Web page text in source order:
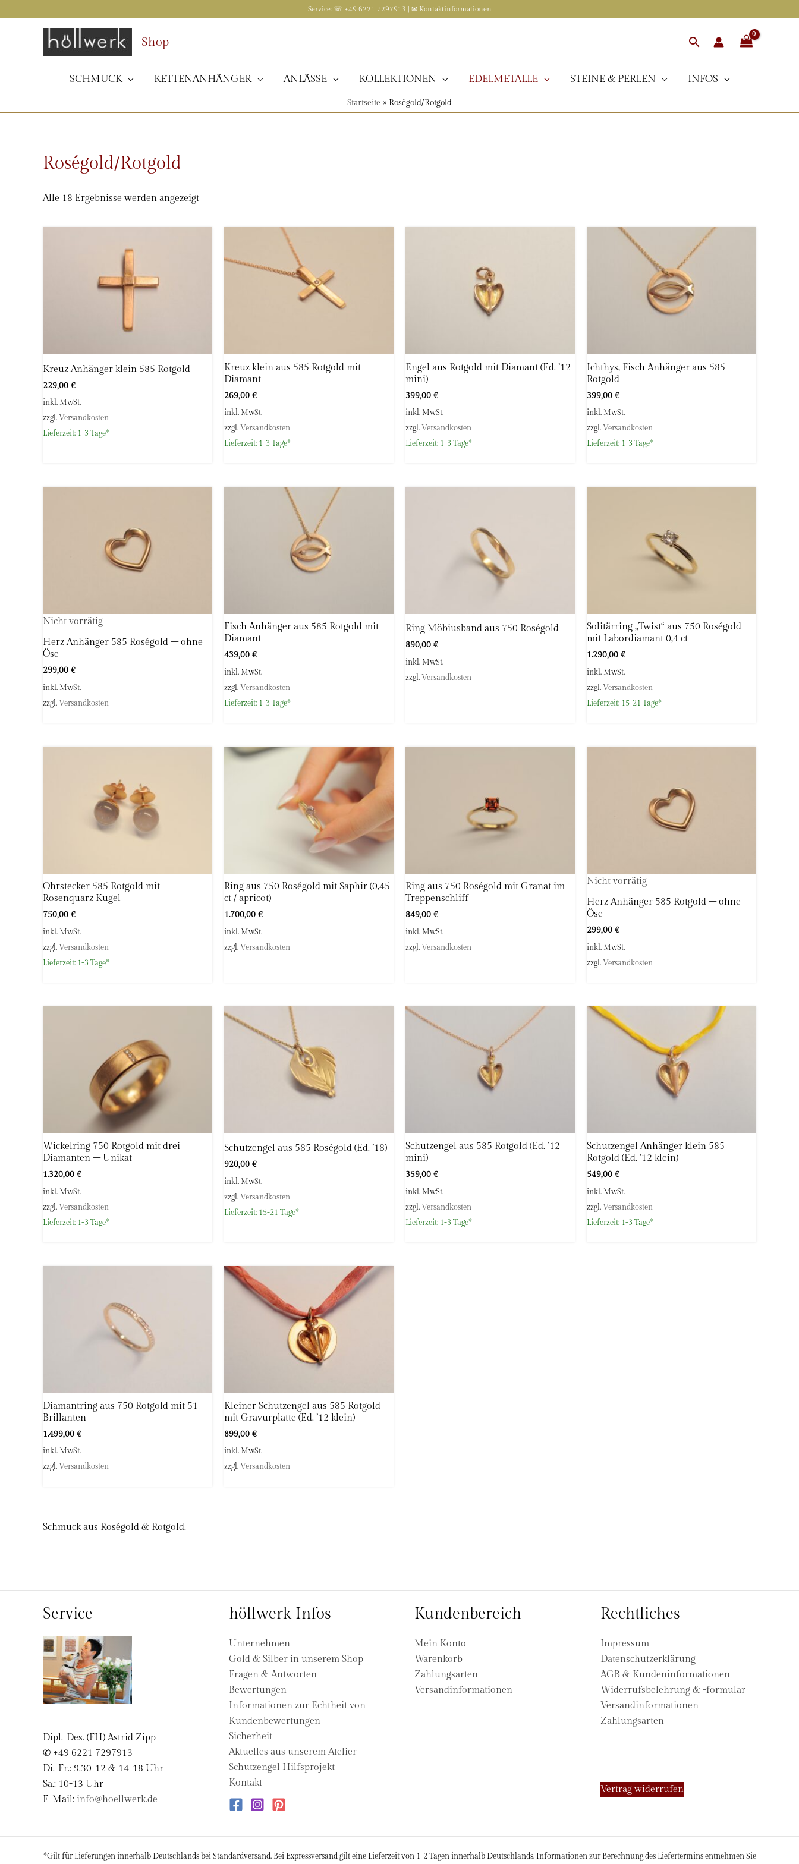
Inhalt
Service: ☏ +49 6221 7297913 | ✉ Kontaktinformationen
Shop Suchen
SCHMUCK KETTENANHÄNGER ANLÄSSE KOLLEKTIONEN EDELMETALLE STEINE & PERLEN INFOS
Startseite » Roségold/Rotgold
Roségold/Rotgold
Alle 18 Ergebnisse werden angezeigtNach
Kreuz Anhänger klein 585 Rotgold
229,00 €
inkl. MwSt.
zzgl. Versandkosten
Lieferzeit: 1-3 Tage*
Kreuz klein aus 585 Rotgold mit
Diamant
269,00 €
inkl. MwSt.
zzgl. Versandkosten
Lieferzeit: 1-3 Tage*
Engel aus Rotgold mit Diamant (Ed. ’12
mini)
399,00 €
inkl. MwSt.
zzgl. Versandkosten
Lieferzeit: 1-3 Tage*
Ichthys, Fisch Anhänger aus 585
Rotgold
399,00 €
inkl. MwSt.
zzgl. Versandkosten
Lieferzeit: 1-3 Tage*
Nicht vorrätig
Herz Anhänger 585 Roségold – ohne
Öse
299,00 €
inkl. MwSt.
zzgl. Versandkosten
Fisch Anhänger aus 585 Rotgold mit
Diamant
439,00 €
inkl. MwSt.
zzgl. Versandkosten
Lieferzeit: 1-3 Tage*
Ring Möbiusband aus 750 Roségold
890,00 €
inkl. MwSt.
zzgl. Versandkosten
Solitärring „Twist“ aus 750 Roségold
mit Labordiamant 0,4 ct
1.290,00 €
inkl. MwSt.
zzgl. Versandkosten
Lieferzeit: 15-21 Tage*
Ohrstecker 585 Rotgold mit
Rosenquarz Kugel
750,00 €
inkl. MwSt.
zzgl. Versandkosten
Lieferzeit: 1-3 Tage*
Ring aus 750 Roségold mit Saphir (0,45
ct / apricot)
1.700,00 €
inkl. MwSt.
zzgl. Versandkosten
Ring aus 750 Roségold mit Granat im
Treppenschliff
849,00 €
inkl. MwSt.
zzgl. Versandkosten
Nicht vorrätig
Herz Anhänger 585 Rotgold – ohne
Öse
299,00 €
inkl. MwSt.
zzgl. Versandkosten
Wickelring 750 Rotgold mit drei
Diamanten – Unikat
1.320,00 €
inkl. MwSt.
zzgl. Versandkosten
Lieferzeit: 1-3 Tage*
Schutzengel aus 585 Roségold (Ed. ’18)
920,00 €
inkl. MwSt.
zzgl. Versandkosten
Lieferzeit: 15-21 Tage*
Schutzengel aus 585 Rotgold (Ed. ’12
mini)
359,00 €
inkl. MwSt.
zzgl. Versandkosten
Lieferzeit: 1-3 Tage*
Schutzengel Anhänger klein 585
Rotgold (Ed. ’12 klein)
549,00 €
inkl. MwSt.
zzgl. Versandkosten
Lieferzeit: 1-3 Tage*
Diamantring aus 750 Rotgold mit 51
Brillanten
1.499,00 €
inkl. MwSt.
zzgl. Versandkosten
Kleiner Schutzengel aus 585 Rotgold
mit Gravurplatte (Ed. ’12 klein)
899,00 €
inkl. MwSt.
zzgl. Versandkosten
Schmuck aus Roségold & Rotgold.
Service
Dipl.-Des. (FH) Astrid Zipp
✆ +49 6221 7297913
Di.-Fr.: 9.30-12 & 14-18 Uhr
Sa.: 10-13 Uhr
E-Mail: info@hoellwerk.de
höllwerk Infos
Unternehmen
Gold & Silber in unserem Shop
Fragen & Antworten
Bewertungen
Informationen zur Echtheit von
Kundenbewertungen
Sicherheit
Aktuelles aus unserem Atelier
Schutzengel Hilfsprojekt
Kontakt
Kundenbereich
Mein Konto
Warenkorb
Zahlungsarten
Versandinformationen
Rechtliches
Impressum
Datenschutzerklärung
AGB & Kundeninformationen
Widerrufsbelehrung & -formular
Versandinformationen
Zahlungsarten
Vertrag widerrufen
*Gilt für Lieferungen innerhalb Deutschlands bei Standardversand. Bei Expressversand gilt eine Lieferzeit von 1-2 Tagen innerhalb Deutschlands. Informationen zur Berechnung des Liefertermins entnehmen Sie